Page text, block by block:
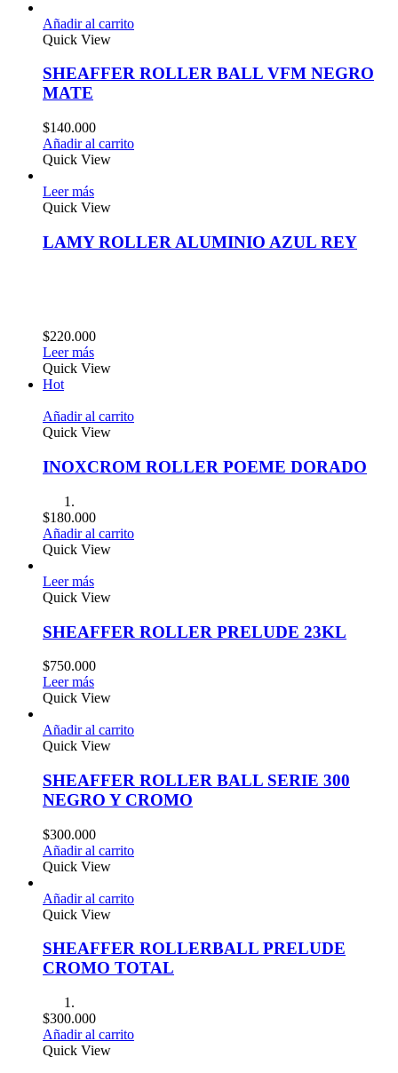
Añadir al carrito
Quick View
SHEAFFER ROLLER BALL VFM NEGRO
MATE
$140.000
Añadir al carrito
Quick View
Leer más
Quick View
LAMY ROLLER ALUMINIO AZUL REY
$220.000
Leer más
Quick View
Hot
Añadir al carrito
Quick View
INOXCROM ROLLER POEME DORADO
$180.000
Añadir al carrito
Quick View
Leer más
Quick View
SHEAFFER ROLLER PRELUDE 23KL
$750.000
Leer más
Quick View
Añadir al carrito
Quick View
SHEAFFER ROLLER BALL SERIE 300
NEGRO Y CROMO
$300.000
Añadir al carrito
Quick View
Añadir al carrito
Quick View
SHEAFFER ROLLERBALL PRELUDE
CROMO TOTAL
$300.000
Añadir al carrito
Quick View